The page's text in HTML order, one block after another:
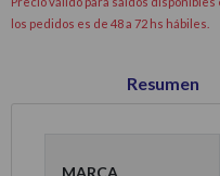
los pedidos es de 48 a 72 hs hábiles.
Resumen
Marca